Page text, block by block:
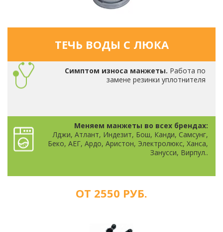
ТЕЧЬ ВОДЫ С ЛЮКА
Симптом износа манжеты. Работа по
замене резинки уплотнителя
Меняем манжеты во всех брендах:
Лджи, Атлант, Индезит, Бош, Канди, Самсунг,
Беко, АЕГ, Ардо, Аристон, Электролюкс, Ханса,
Занусси, Вирпул..
ОТ 2550 РУБ.